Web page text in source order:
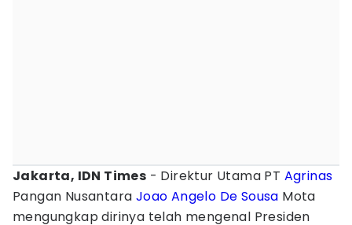
Jakarta, IDN Times - Direktur Utama PT Agrinas
Pangan Nusantara Joao Angelo De Sousa Mota
mengungkap dirinya telah mengenal Presiden